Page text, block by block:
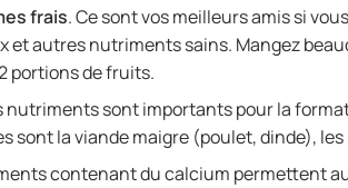
frais. Ce sont vos meilleurs amis si
et autres nutriments sains. Mangez
portions de fruits.
nutriments sont importants pour la
sont la viande maigre (poulet, dinde),
contenant du calcium permettent